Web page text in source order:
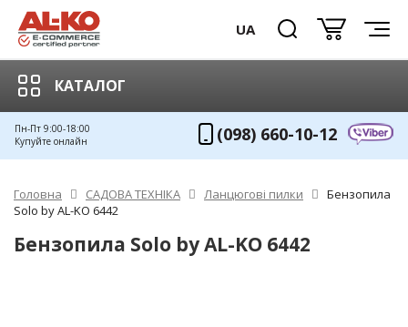
UA
КАТАЛОГ
Пн-Пт 9:00-18:00
Купуйте онлайн
(098) 660-10-12
Головна САДОВА ТЕХНІКА Ланцюгові пилки
Бензопила
Solo by AL-KO 6442
Бензопила Solo by AL-KO 6442